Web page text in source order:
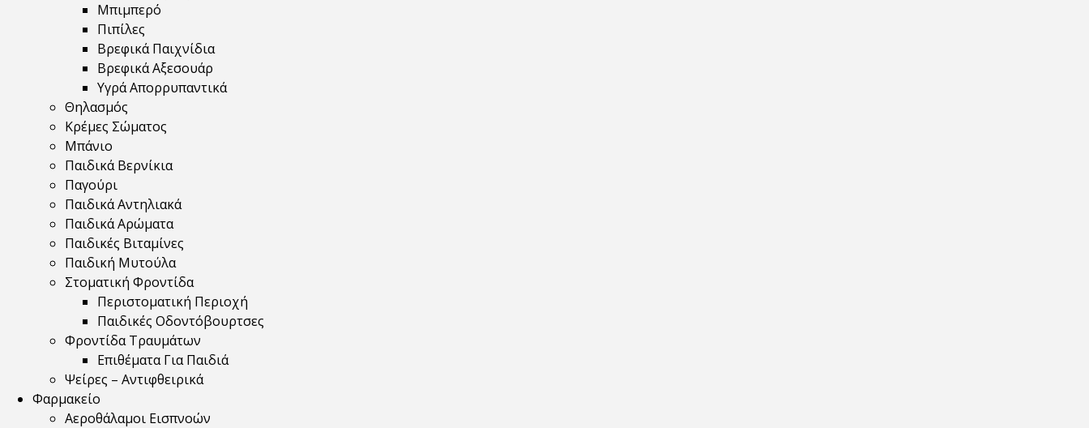
Μπιμπερό
Πιπίλες
Βρεφικά Παιχνίδια
Βρεφικά Αξεσουάρ
Υγρά Απορρυπαντικά
Θηλασμός
Κρέμες Σώματος
Μπάνιο
Παιδικά Βερνίκια
Παγούρι
Παιδικά Αντηλιακά
Παιδικά Αρώματα
Παιδικές Βιταμίνες
Παιδική Μυτούλα
Στοματική Φροντίδα
Περιστοματική Περιοχή
Παιδικές Οδοντόβουρτσες
Φροντίδα Τραυμάτων
Επιθέματα Για Παιδιά
Ψείρες – Αντιφθειρικά
Φαρμακείο
Αεροθάλαμοι Εισπνοών